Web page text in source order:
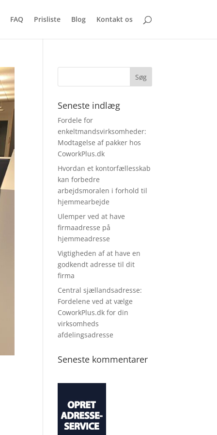
FAQ Prisliste Blog Kontakt os
Seneste indlæg
Fordele for
enkeltmandsvirksomheder:
Modtagelse af pakker hos
CoworkPlus.dk
Hvordan et kontorfællesskab
kan forbedre
arbejdsmoralen i forhold til
hjemmearbejde
Ulemper ved at have
firmaadresse på
hjemmeadresse
Vigtigheden af at have en
godkendt adresse til dit
firma
Central sjællandsadresse:
Fordelene ved at vælge
CoworkPlus.dk for din
virksomheds
afdelingsadresse
Seneste kommentarer